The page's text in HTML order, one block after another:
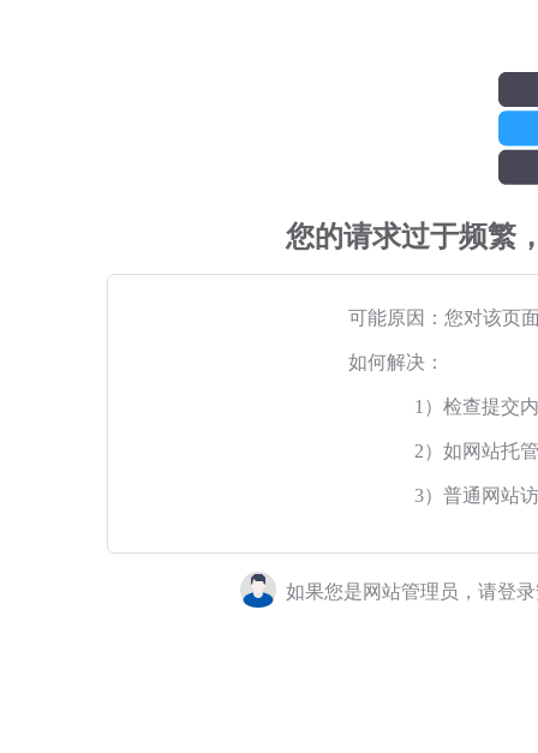
您的请求过于频繁
可能原因：您对该页
如何解决：
1）检查提交
2）如网站托
3）普通网站
如果您是网站管理员，请登